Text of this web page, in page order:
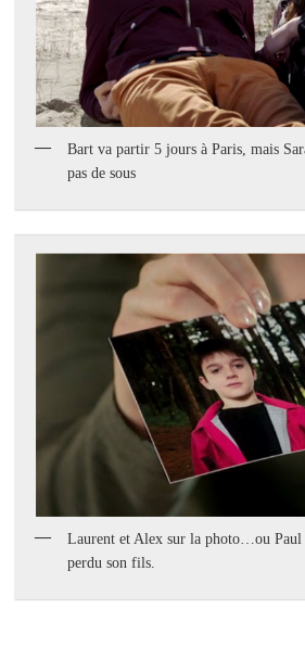
Bart va partir 5 jours à Paris, mais
pas de sous
Laurent et Alex sur la photo…ou Paul
perdu son fils.